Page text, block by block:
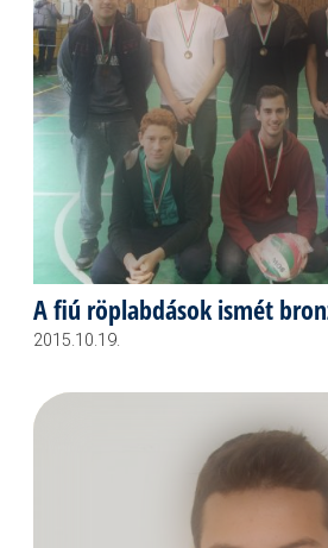
A fiú röplabdások ismét
2015.10.19.